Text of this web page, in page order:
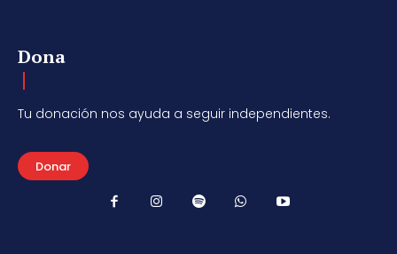
Dona
Tu donación nos ayuda a seguir independientes.
Donar